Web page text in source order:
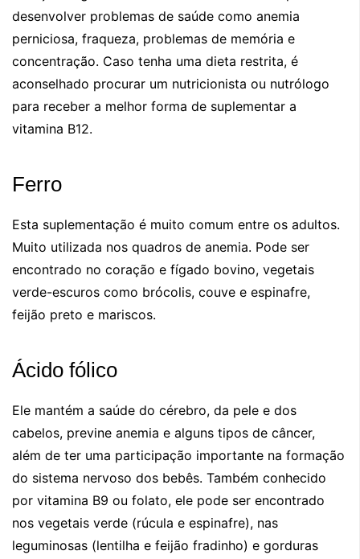
desenvolver problemas de saúde como anemia
perniciosa, fraqueza, problemas de memória e
concentração. Caso tenha uma dieta restrita, é
aconselhado procurar um nutricionista ou nutrólogo
para receber a melhor forma de suplementar a
vitamina B12.
Ferro
Esta suplementação é muito comum entre os adultos.
Muito utilizada nos quadros de anemia. Pode ser
encontrado no coração e fígado bovino, vegetais
verde-escuros como brócolis, couve e espinafre,
feijão preto e mariscos.
Ácido fólico
Ele mantém a saúde do cérebro, da pele e dos
cabelos, previne anemia e alguns tipos de câncer,
além de ter uma participação importante na formação
do sistema nervoso dos bebês. Também conhecido
por vitamina B9 ou folato, ele pode ser encontrado
nos vegetais verde (rúcula e espinafre), nas
leguminosas (lentilha e feijão fradinho) e gorduras